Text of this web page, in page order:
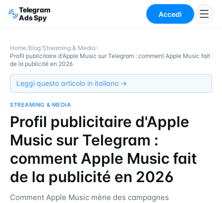
Telegram
Ads Spy
Accedi
Home/Blog/Streaming & Media/
Profil publicitaire d'Apple Music sur Telegram : comment Apple Music fait
de la publicité en 2026
Leggi questo articolo in italiano →
STREAMING & MEDIA
Profil publicitaire d'Apple
Music sur Telegram :
comment Apple Music fait
de la publicité en 2026
Comment Apple Music mène des campagnes